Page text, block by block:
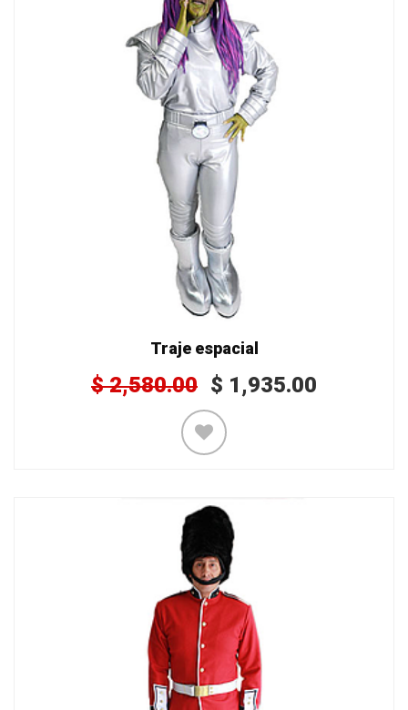
Traje espacial
$2,580.00 $ 1,935.00